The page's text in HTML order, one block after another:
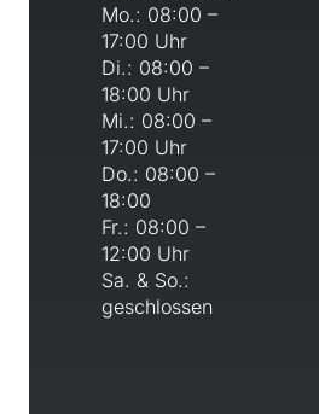
Mo.: 08:00 –
17:00 Uhr
Di.: 08:00 –
18:00 Uhr
Mi.: 08:00 –
17:00 Uhr
Do.: 08:00 –
18:00
Fr.: 08:00 –
12:00 Uhr
Sa. & So.:
geschlossen